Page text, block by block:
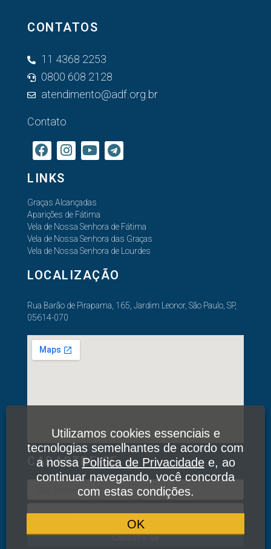
CONTATOS
11 4368 2253
0800 608 2128
atendimento@adf.org.br
Contato
LINKS
Graças Alcançadas
Aparições de Fátima
Vela de Nossa Senhora de Fátima
Vela de Nossa Senhora das Graças
Vela de Nossa Senhora de Lourdes
LOCALIZAÇÃO
Rua Barão de Pirapama, 165, Jardim Leonor, São Paulo, SP,
05614-070
CADASTRE-SE
Cadastre-se
Utilizamos cookies essenciais e
tecnologias semelhantes de acordo com
a nossaPolítica de Privacidadee, ao
continuar navegando, você concorda
com estas condições.
OK